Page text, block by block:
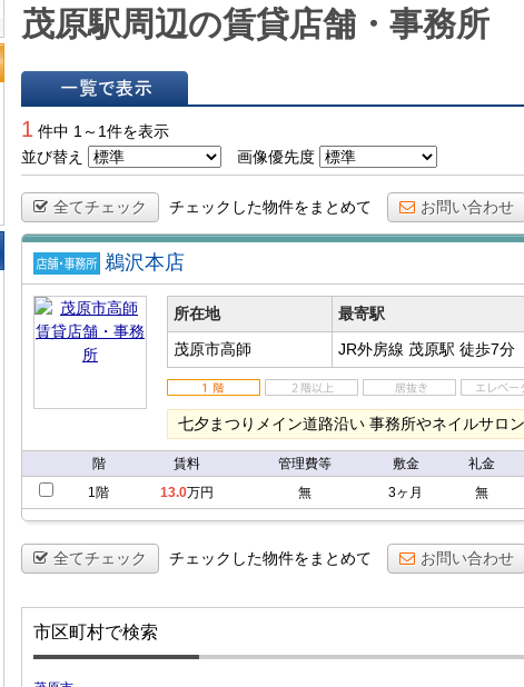
茂原駅周辺の賃貸店舗・事務所
1 件中 1～1件を表示
並び替え
画像優先度
全てチェック チェックした物件をまとめて お問い合わせ
賃貸店
舗・事務
所
鵜沢本店
所在地 最寄駅
茂原市高師
JR外房線 茂原駅 徒歩7分
七夕まつりメイン道路沿い 事務所やネイルサロ
階 賃料 管理費等 敷金 礼金
1階
13.0万円 無 3ヶ月 無
全てチェック チェックした物件をまとめて お問い合わせ
市区町村で検索